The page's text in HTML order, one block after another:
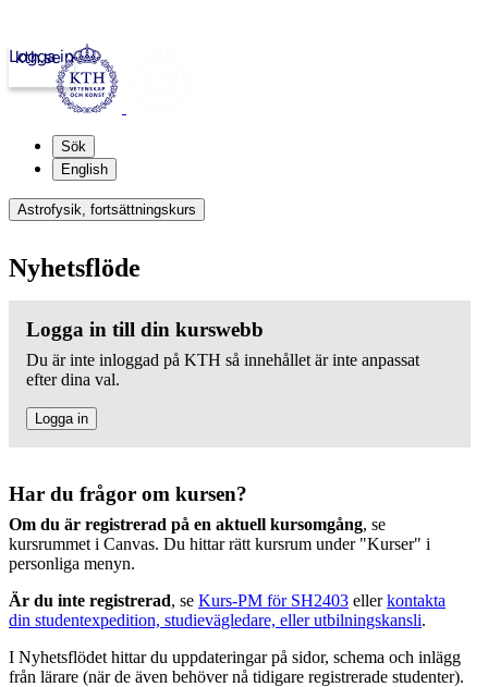
kth.se
Logga in
Sök
English
Astrofysik, fortsättningskurs
Nyhetsflöde
Logga in till din kurswebb
Du är inte inloggad på KTH så innehållet är inte anpassat
efter dina val.
Logga in
Har du frågor om kursen?
Om du är registrerad på en aktuell kursomgång, se
kursrummet i Canvas. Du hittar rätt kursrum under "Kurser" i
personliga menyn.
Är du inte registrerad, se Kurs-PM för SH2403 ellerkontakta
din studentexpedition, studievägledare, eller utbilningskansli.
I Nyhetsflödet hittar du uppdateringar på sidor, schema och inlägg
från lärare (när de även behöver nå tidigare registrerade studenter).